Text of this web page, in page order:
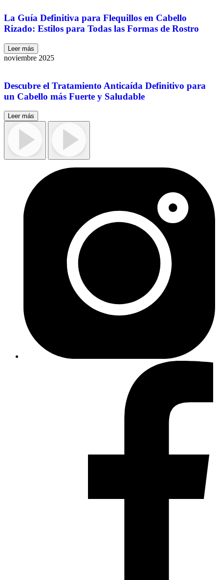
La Guía Definitiva para Flequillos en Cabello
Rizado: Estilos para Todas las Formas de Rostro
Leer más
noviembre 2025
Descubre el Tratamiento Anticaída Definitivo para
un Cabello más Fuerte y Saludable
Leer más